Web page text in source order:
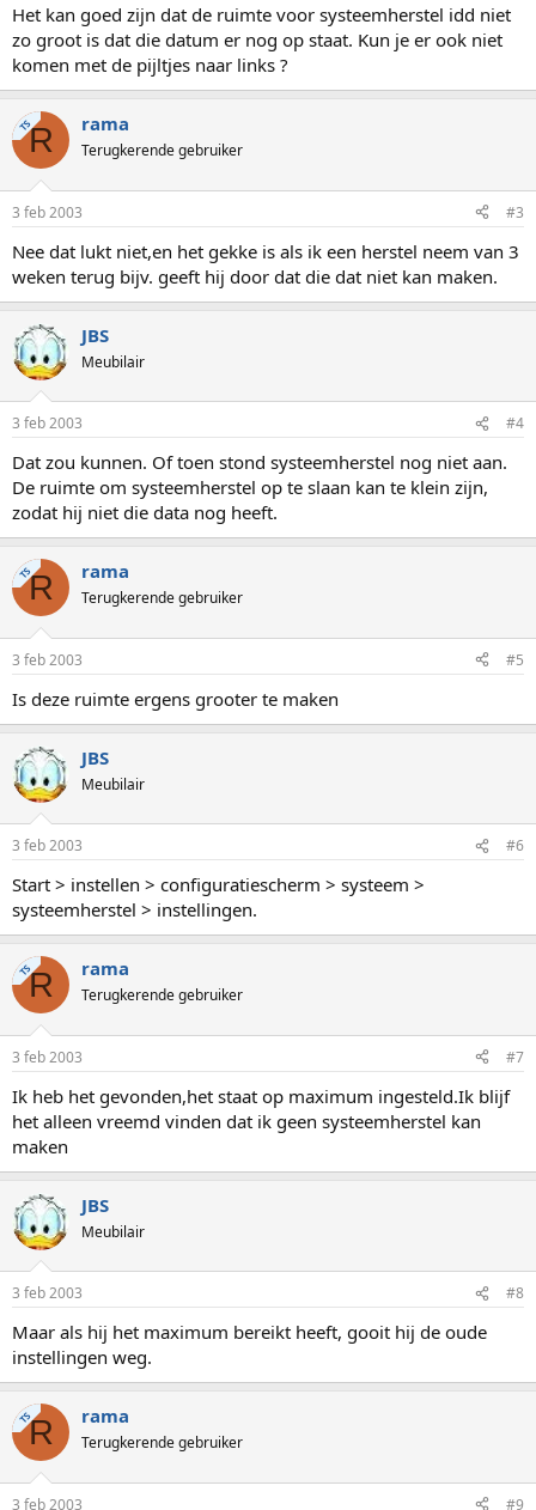
Het kan goed zijn dat de ruimte voor systeemherstel idd niet
zo groot is dat die datum er nog op staat. Kun je er ook niet
komen met de pijltjes naar links ?
TSR rama
Terugkerende gebruiker
3 feb 2003 #3
Nee dat lukt niet,en het gekke is als ik een herstel neem van 3
weken terug bijv. geeft hij door dat die dat niet kan maken.
JBS
Meubilair
3 feb 2003 #4
Dat zou kunnen. Of toen stond systeemherstel nog niet aan.
De ruimte om systeemherstel op te slaan kan te klein zijn,
zodat hij niet die data nog heeft.
TSR rama
Terugkerende gebruiker
3 feb 2003 #5
Is deze ruimte ergens grooter te maken
JBS
Meubilair
3 feb 2003 #6
Start > instellen > configuratiescherm > systeem >
systeemherstel > instellingen.
TSR rama
Terugkerende gebruiker
3 feb 2003 #7
Ik heb het gevonden,het staat op maximum ingesteld.Ik blijf
het alleen vreemd vinden dat ik geen systeemherstel kan
maken
JBS
Meubilair
3 feb 2003 #8
Maar als hij het maximum bereikt heeft, gooit hij de oude
instellingen weg.
TSR rama
Terugkerende gebruiker
3 feb 2003 #9